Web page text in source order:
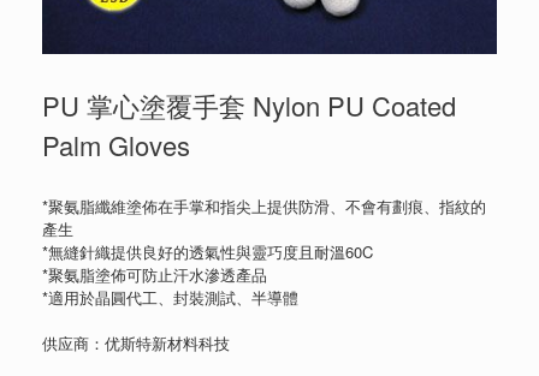
PU 掌心塗覆手套 Nylon PU Coated
Palm Gloves
*聚氨脂纖維塗佈在手掌和指尖上提供防滑、不會有劃痕、指紋的
產生
*無縫針織提供良好的透氣性與靈巧度且耐溫60C
*聚氨脂塗佈可防止汗水滲透產品
*適用於晶圓代工、封裝測試、半導體
供应商：优斯特新材料科技